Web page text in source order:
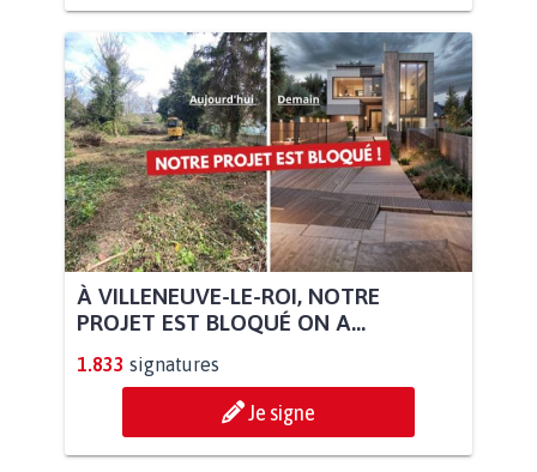
À VILLENEUVE-LE-ROI, NOTRE
PROJET EST BLOQUÉ ON A...
1.833 signatures
Je signe